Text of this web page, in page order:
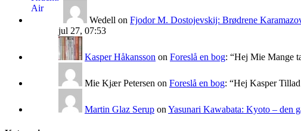
Wedell on Fjodor M. Dostojevskij: Brødrene
jul 27, 07:53
Kasper Håkansson on Foreslå en bog: “Hej Mie Mange
Mie Kjær Petersen on Foreslå en bog: “Hej Kasper
Martin Glaz Serup onYasunari Kawabata: Kyoto – den